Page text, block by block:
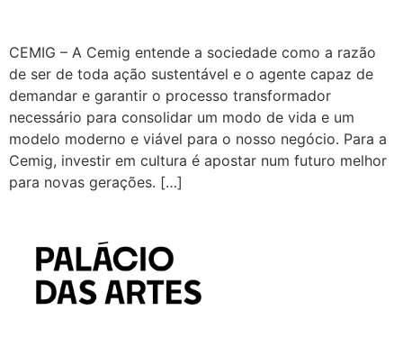
CEMIG – A Cemig entende a sociedade como a razão
de ser de toda ação sustentável e o agente capaz de
demandar e garantir o processo transformador
necessário para consolidar um modo de vida e um
modelo moderno e viável para o nosso negócio. Para a
Cemig, investir em cultura é apostar num futuro melhor
para novas gerações. […]